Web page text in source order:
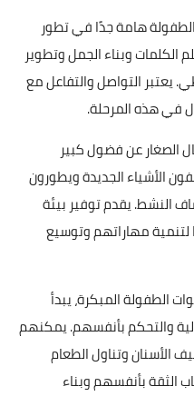
هامة جدًا في تطور
الكلمات وبناء الجمل وتطوير
يعتبر التواصل والتفاعل مع
في هذه المرحلة.
الصغار عن فضول كبير
الأشياء الجديدة ويطورون
النشط. يقدم توفير بيئة
لتنمية مهاراتهم وتوسيع
الطفولة المبكرة، يبدأ
والتحكم بأنفسهم. يمكنهم
الأسنان وتناول الطعام
بأنفسهم وبناء